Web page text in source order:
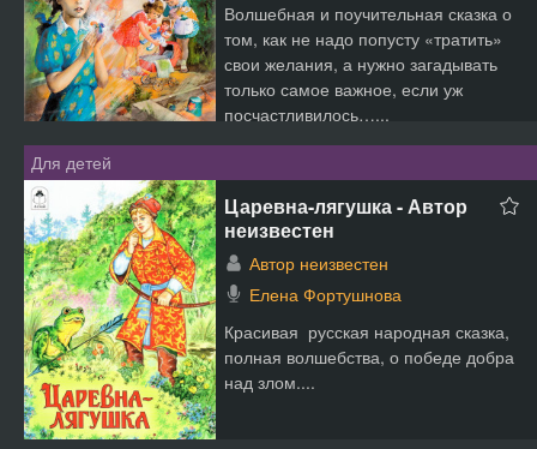
Волшебная и поучительная сказка о
том, как не надо попусту «тратить»
свои желания, а нужно загадывать
только самое важное, если уж
посчастливилось…...
Для детей
Царевна-лягушка - Автор
неизвестен
Автор неизвестен
Елена Фортушнова
Красивая русская народная сказка,
полная волшебства, о победе добра
над злом....